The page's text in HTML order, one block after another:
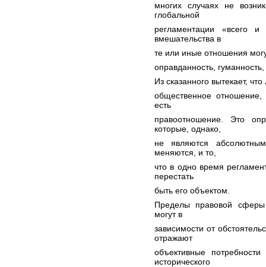
многих случаях не
глобальной
регламентации «всего и
вмешательства в
те или иные отношения
оправданность,
Из сказанного вытекает,
общественное
есть
правоотношение. Это
которые, однако,
не являются
меняются, и то,
что в одно время
перестать
быть его объектом.
Пределы правовой
могут в
зависимости от
отражают
объективные
исторического